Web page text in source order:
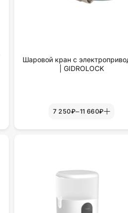
Шаровой кран с
| GIDROLOCK
7 250₽–11 660₽